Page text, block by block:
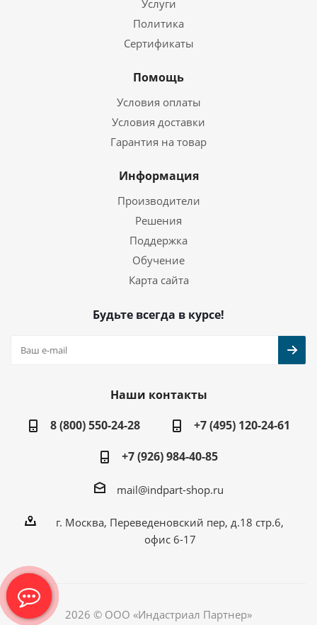
Услуги
Политика
Сертификаты
Помощь
Условия оплаты
Условия доставки
Гарантия на товар
Информация
Производители
Решения
Поддержка
Обучение
Карта сайта
Будьте всегда в курсе!
Наши контакты
8 (800) 550-24-28
+7 (495) 120-24-61
+7 (926) 984-40-85
mail@indpart-shop.ru
г. Москва, Переведеновский пер, д.18 стр.6,
офис 6-17
2026 © ООО «Индастриал Партнер»